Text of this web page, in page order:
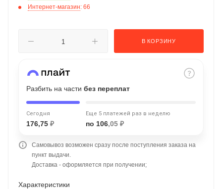
Интернет-магазин: 66
В КОРЗИНУ
Разбить на части без переплат
Сегодня
176,75 ₽
Еще 5 платежей раз в неделю
по 106,05 ₽
Самовывоз возможен сразу после поступления заказа на
пункт выдачи.
Доставка - оформляется при получении;
Характеристики
недели
Остались вопросы?
8 800 302-02-51